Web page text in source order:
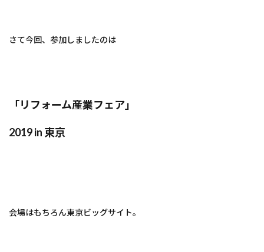
さて今回、参加しましたのは
「リフォーム産業フェア」
2019 in 東京
会場はもちろん東京ビッグサイト。